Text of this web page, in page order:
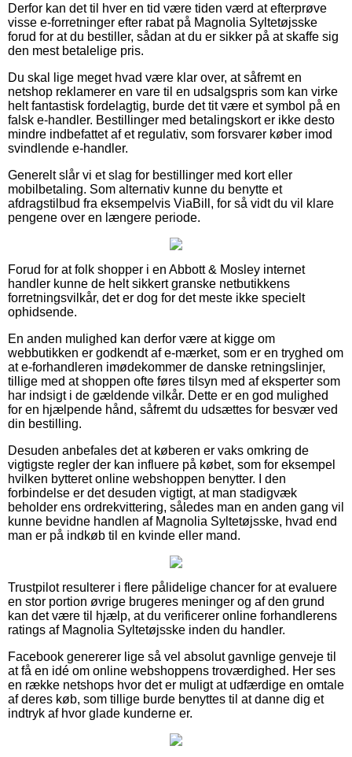
Derfor kan det til hver en tid være tiden værd at efterprøve
visse e-forretninger efter rabat på Magnolia Syltetøjsske
forud for at du bestiller, sådan at du er sikker på at skaffe sig
den mest betalelige pris.
Du skal lige meget hvad være klar over, at såfremt en
netshop reklamerer en vare til en udsalgspris som kan virke
helt fantastisk fordelagtig, burde det tit være et symbol på en
falsk e-handler. Bestillinger med betalingskort er ikke desto
mindre indbefattet af et regulativ, som forsvarer køber imod
svindlende e-handler.
Generelt slår vi et slag for bestillinger med kort eller
mobilbetaling. Som alternativ kunne du benytte et
afdragstilbud fra eksempelvis ViaBill, for så vidt du vil klare
pengene over en længere periode.
Forud for at folk shopper i en Abbott & Mosley internet
handler kunne de helt sikkert granske netbutikkens
forretningsvilkår, det er dog for det meste ikke specielt
ophidsende.
En anden mulighed kan derfor være at kigge om
webbutikken er godkendt af e-mærket, som er en tryghed om
at e-forhandleren imødekommer de danske retningslinjer,
tillige med at shoppen ofte føres tilsyn med af eksperter som
har indsigt i de gældende vilkår. Dette er en god mulighed
for en hjælpende hånd, såfremt du udsættes for besvær ved
din bestilling.
Desuden anbefales det at køberen er vaks omkring de
vigtigste regler der kan influere på købet, som for eksempel
hvilken bytteret online webshoppen benytter. I den
forbindelse er det desuden vigtigt, at man stadigvæk
beholder ens ordrekvittering, således man en anden gang vil
kunne bevidne handlen af Magnolia Syltetøjsske, hvad end
man er på indkøb til en kvinde eller mand.
Trustpilot resulterer i flere pålidelige chancer for at evaluere
en stor portion øvrige brugeres meninger og af den grund
kan det være til hjælp, at du verificerer online forhandlerens
ratings af Magnolia Syltetøjsske inden du handler.
Facebook genererer lige så vel absolut gavnlige genveje til
at få en idé om online webshoppens troværdighed. Her ses
en række netshops hvor det er muligt at udfærdige en omtale
af deres køb, som tillige burde benyttes til at danne dig et
indtryk af hvor glade kunderne er.